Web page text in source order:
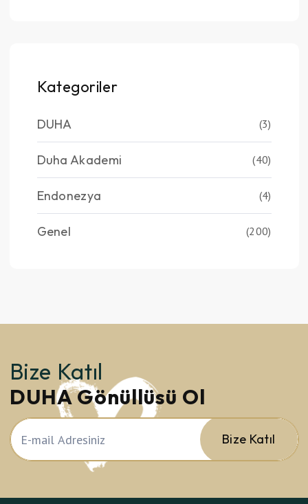
Kategoriler
DUHA (3)
Duha Akademi (40)
Endonezya (4)
Genel (200)
Bize Katıl
DUHA Gönüllüsü Ol
Bize Katıl